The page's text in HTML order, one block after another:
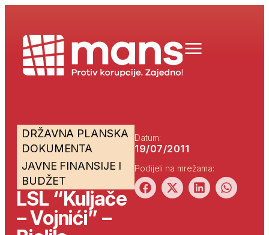
DRŽAVNA PLANSKA
DOKUMENTA
JAVNE FINANSIJE I
BUDŽET
LSL “Kuljače
– Vojnići” –
Datum:
19/07/2011
Podijeli na mrežama: